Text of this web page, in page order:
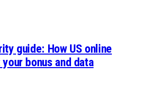
guide: How US online
bonus and data